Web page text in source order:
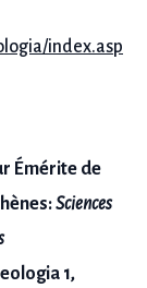
index.asp
Émérite de
Sciences
1,